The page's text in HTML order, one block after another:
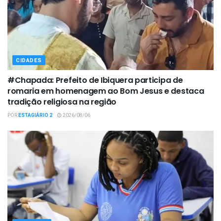
CIDADES
#Chapada: Prefeito de Ibiquera participa de
romaria em homenagem ao Bom Jesus e destaca
tradição religiosa na região
PORESTAGIÁRIO 2 2026/08/06